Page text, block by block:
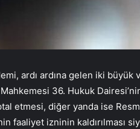
ardı ardına gelen iki büyük
36. Hukuk
etmesi, diğer yanda ise
faaliyet izninin kaldırılması